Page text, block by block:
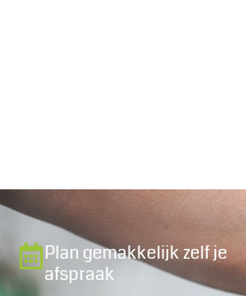
Plan gemakkelijk zelf je
afspraak